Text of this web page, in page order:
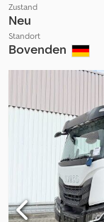
Zustand
Neu
Standort
Bovenden